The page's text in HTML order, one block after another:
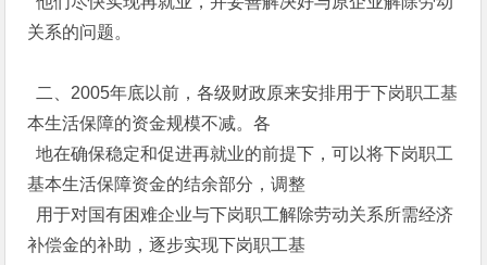
关系的问题。
二、2005年底以前，各级财政原来安排用于下岗职工基
本生活保障的资金规模不减。各
地在确保稳定和促进再就业的前提下，可以将下岗职工
基本生活保障资金的结余部分，调整
用于对国有困难企业与下岗职工解除劳动关系所需经济
补偿金的补助，逐步实现下岗职工基